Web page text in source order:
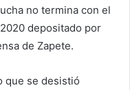
no termina con el
depositado por
de Zapete.
que se desistió